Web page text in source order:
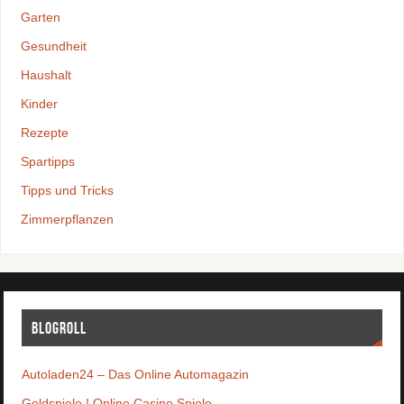
Garten
Gesundheit
Haushalt
Kinder
Rezepte
Spartipps
Tipps und Tricks
Zimmerpflanzen
Blogroll
Autoladen24 – Das Online Automagazin